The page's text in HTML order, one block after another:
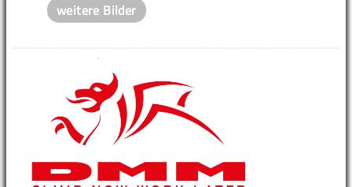
weitere Bilder